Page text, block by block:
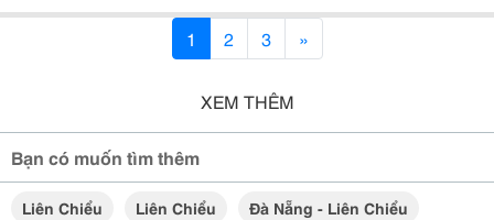
1 2 3 »
XEM THÊM
Bạn có muốn tìm thêm
Liên Chiểu Liên Chiểu
Đà Nẵng - Liên Chiểu